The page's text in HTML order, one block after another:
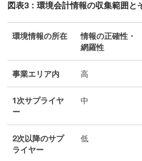
図表3：環境会計情報の収集範囲と
環境情報の所在
情報の正確性・
網羅性
事業エリア内 高
1次サプライヤ
ー
中
2次以降のサプ
ライヤー
低